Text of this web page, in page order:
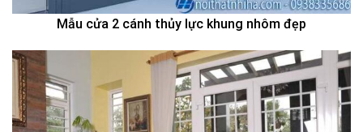
Mẫu cửa 2 cánh thủy lực khung nhôm đẹp